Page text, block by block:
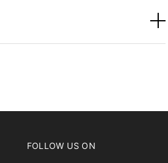
FOLLOW US ON